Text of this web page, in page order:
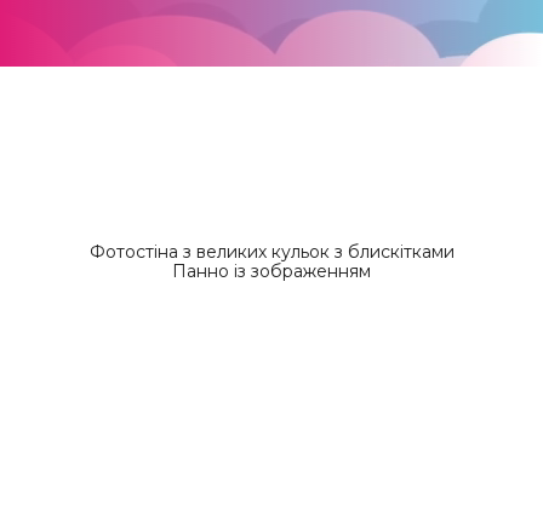
Фотостіна з великих кульок з блискітками
Панно із зображенням